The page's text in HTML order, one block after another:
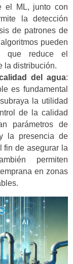
el ML, junto con
la detección
de patrones de
pueden
que reduce el
la distribución.
del agua:
es fundamental
la utilidad
de la calidad
parámetros de
la presencia de
fin de asegurar la
permiten
en zonas